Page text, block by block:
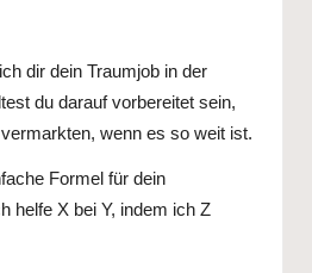
dir dein Traumjob in der
du darauf vorbereitet sein,
wenn es so weit ist.
Formel für dein
helfe X bei Y, indem ich Z